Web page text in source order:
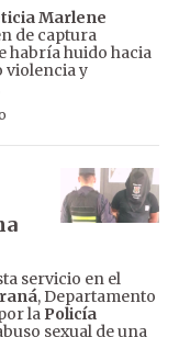
Marlene
de captura
habría huido hacia
violencia y
servicio en el
, Departamento
la Policía
sexual de una